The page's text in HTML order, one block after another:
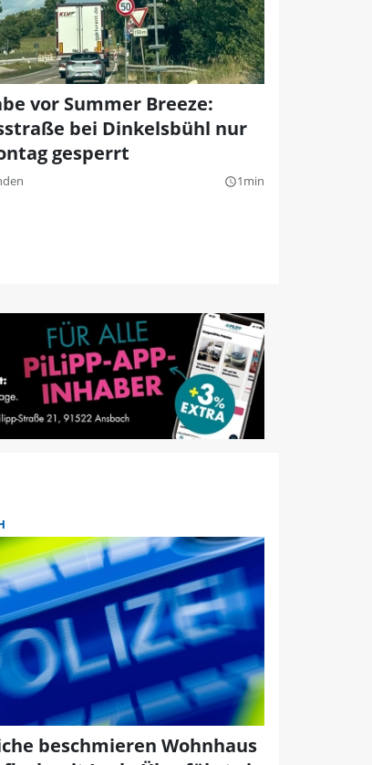
vor Summer Breeze:
bei Dinkelsbühl nur
gesperrt
query_builder1min
beschmieren Wohnhaus